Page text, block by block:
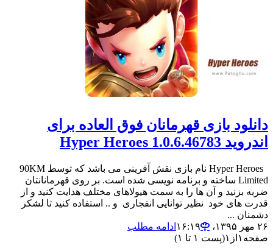
دانلود بازی قهرمانان فوق العاده برای
اندروید 1.0.6.46783 Hyper Heroes
Hyper Heroes نام بازی نقش آفرینی می باشد که توسط 90KM
Limited ساخته و برنامه نویسی شده است. بر روی قهرمانانتان
ضربه بزنید و آن ها را به سمت هیولاهای مختلف هدایت کنید و از
قدرت های خود نظیر توانایی انفجاری و .. استفاده کنید تا لشکر
دشمنان ...
۲۶ مهر ۱۳۹۵،‏ ۱۶:۱۹
ادامه مطلب
صفحه ۱ از ۱(پست ۱ تا ۱)